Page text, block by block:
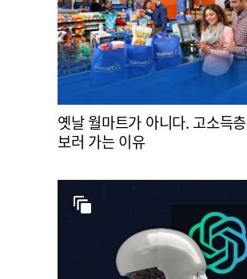
옛날 월마트가 아니다. 고소득
보러 가는 이유